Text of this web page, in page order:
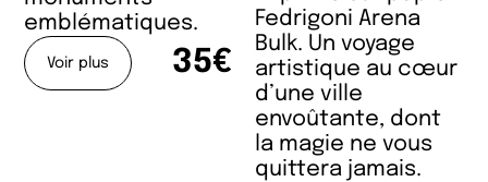
emblématiques.
Voir plus 35€
Fedrigoni Arena
Bulk. Un voyage
artistique au cœur
d’une ville
envoûtante, dont
la magie ne vous
quittera jamais.